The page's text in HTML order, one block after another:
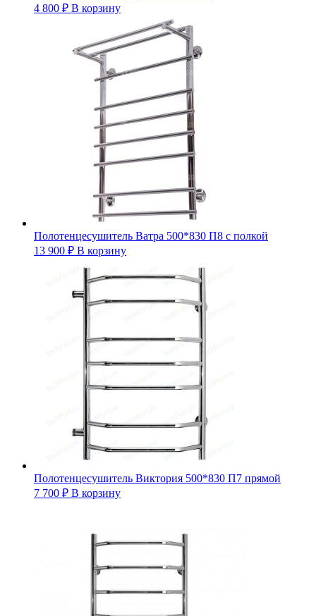
4 800 ₽ В корзину
Полотенцесушитель Ватра 500*830 П8 с полкой
13 900 ₽ В корзину
Полотенцесушитель Виктория 500*830 П7 прямой
7 700 ₽ В корзину